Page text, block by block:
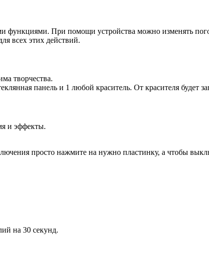
При помощи устройства можно изменять
всех этих действий.
творчества.
панель и 1 любой краситель. От красителя будет
и эффекты.
просто нажмите на нужно пластинку, а чтобы
на 30 секунд.